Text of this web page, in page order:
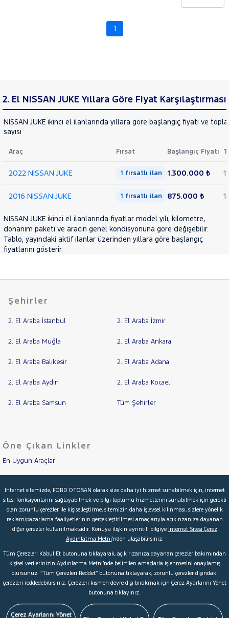
Iveco
Jaecoo
JEEP
KIA
MITSUBISHI
MOTORSIKLET
DIG-T
DCT
DCI
PACK
OPEL
SUBARU
TESLA
TOGG
TRAKTÖR
VOLKSWAGEN
Yakıt
Türü
Vites
Araç
Cinsleri
Kasa
Tipi
Aktarma
Türü
Garanti
Kampanya
Parça
İlan
1
2. El NISSAN JUKE Yıllara Göre Fiyat Karşılaştırması
NISSAN JUKE ikinci el ilanlarında yıllara göre başlangıç fiyatı ve
sayısı
Araç Fırsat Başlangıç Fiyatı
2022 NISSAN JUKE 1 fırsatlı ilan 1.300.000 ₺ 1
2016 NISSAN JUKE 1 fırsatlı ilan 875.000 ₺ 1
NISSAN JUKE ikinci el ilanlarında fiyatlar model yılı, kilometre,
donanım paketi ve aracın genel kondisyonuna göre değişebilir.
Tablo, yayındaki aktif ilanlar üzerinden yıllara göre başlangıç
fiyatlarını gösterir.
Şehirler
2. El Araba İstanbul 2. El Araba İzmir
2. El Araba Muğla 2. El Araba Ankara
2. El Araba Balıkesir 2. El Araba Adana
2. El Araba Aydın 2. El Araba Kocaeli
2. El Araba Samsun Tüm Şehirler
Öne Çıkan Linkler
En Uygun Araçlar
İkinci El Garanti
Kampanyalar
Kredi Hesaplama & Başvuru
© 2026 Ford Türkiye Ford Kurumsal Hakkımızda
Şartlar & Kişisel Verilerin Korunması S.S.S.
Çerez Tercihleri
İnternet sitemizde, FORD OTOSAN olarak size daha iyi hizmet sunabilmek için, internet
sitesi fonksiyonlarını sağlayabilmek ve bilgi toplumu hizmetlerini sunabilmek için gerekli
olan zorunlu çerezler ile kişiselleştirme, sitemizin daha işlevsel kılınması, sizlere yönelik
reklam/pazarlama faaliyetlerinin gerçekleştirilmesi amaçlarıyla açık rızanıza dayanan
diğer çerezler kullanılmaktadır. Konuya ilişkin ayrıntılı bilgiye İnternet Sitesi Çerez
Aydınlatma Metni’nden ulaşabilirsiniz.
Tüm Çerezleri Kabul Et butonuna tıklayarak, açık rızanıza dayanan çerezler bakımından
kişisel verilerinizin Aydınlatma Metni’nde belirtilen amaçlarla işlenmesini onaylamış
olursunuz. “Tüm Çerezleri Reddet” butonuna tıklayarak, zorunlu çerezler dışındaki
çerezleri reddedebilirsiniz. Çerezleri kısmen devre dışı bırakmak için Çerez Ayarlarını Yönet
butonuna tıklayınız.
Çerez Ayarlarını Yönet